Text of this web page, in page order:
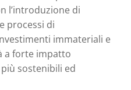
l’introduzione di
processi di
immateriali e
a forte impatto
sostenibili ed